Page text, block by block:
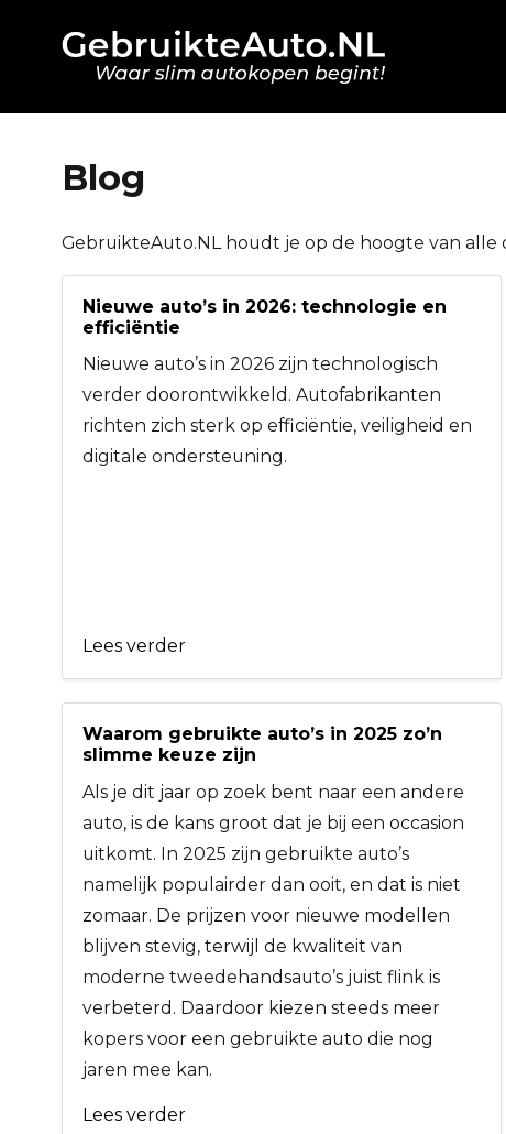
Blog
GebruikteAuto.NL houdt je op de hoogte van
Nieuwe auto’s in 2026: technologie en
efficiëntie
Nieuwe auto’s in 2026 zijn technologisch
verder doorontwikkeld. Autofabrikanten
richten zich sterk op efficiëntie, veiligheid en
digitale ondersteuning.
Lees verder
Waarom gebruikte auto’s in 2025 zo’n
slimme keuze zijn
Als je dit jaar op zoek bent naar een andere
auto, is de kans groot dat je bij een occasion
uitkomt. In 2025 zijn gebruikte auto’s
namelijk populairder dan ooit, en dat is niet
zomaar. De prijzen voor nieuwe modellen
blijven stevig, terwijl de kwaliteit van
moderne tweedehandsauto’s juist flink is
verbeterd. Daardoor kiezen steeds meer
kopers voor een gebruikte auto die nog
jaren mee kan.
Lees verder